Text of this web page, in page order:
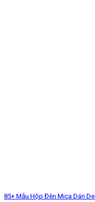
85+ Mẫu Hộp Đèn Mica Dán